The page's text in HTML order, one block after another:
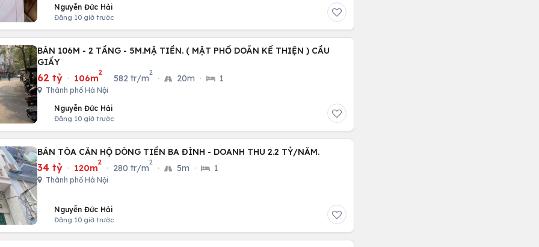
Nguyễn Đức Hải
Đăng 10 giờ trước
BÁN 106M - 2 TẦNG - 5M.MẶ TIỀN. ( MẶT PHỐ DOÃN KẾ THIỆN ) CẦU
GIẤY
62 tỷ · 106m
2
· 582 tr/m
2
· 20m · 1
Thành phố Hà Nội
Nguyễn Đức Hải
Đăng 10 giờ trước
BÁN TÒA CĂN HỘ DÒNG TIỀN BA ĐÌNH - DOANH THU 2.2 TỶ/NĂM.
34 tỷ · 120m
2
· 280 tr/m
2
· 5m · 1
Thành phố Hà Nội
Nguyễn Đức Hải
Đăng 10 giờ trước